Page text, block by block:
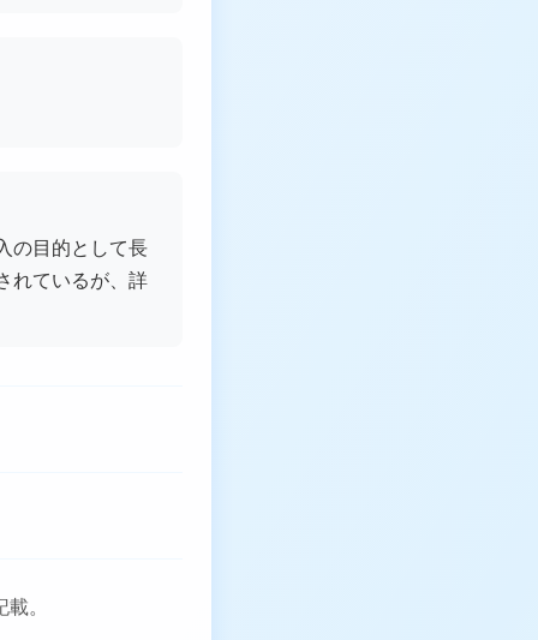
の目的として長
れているが、詳
。